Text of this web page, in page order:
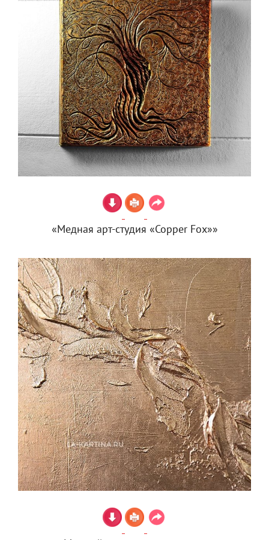
«Медная арт-студия «Copper Fox»»